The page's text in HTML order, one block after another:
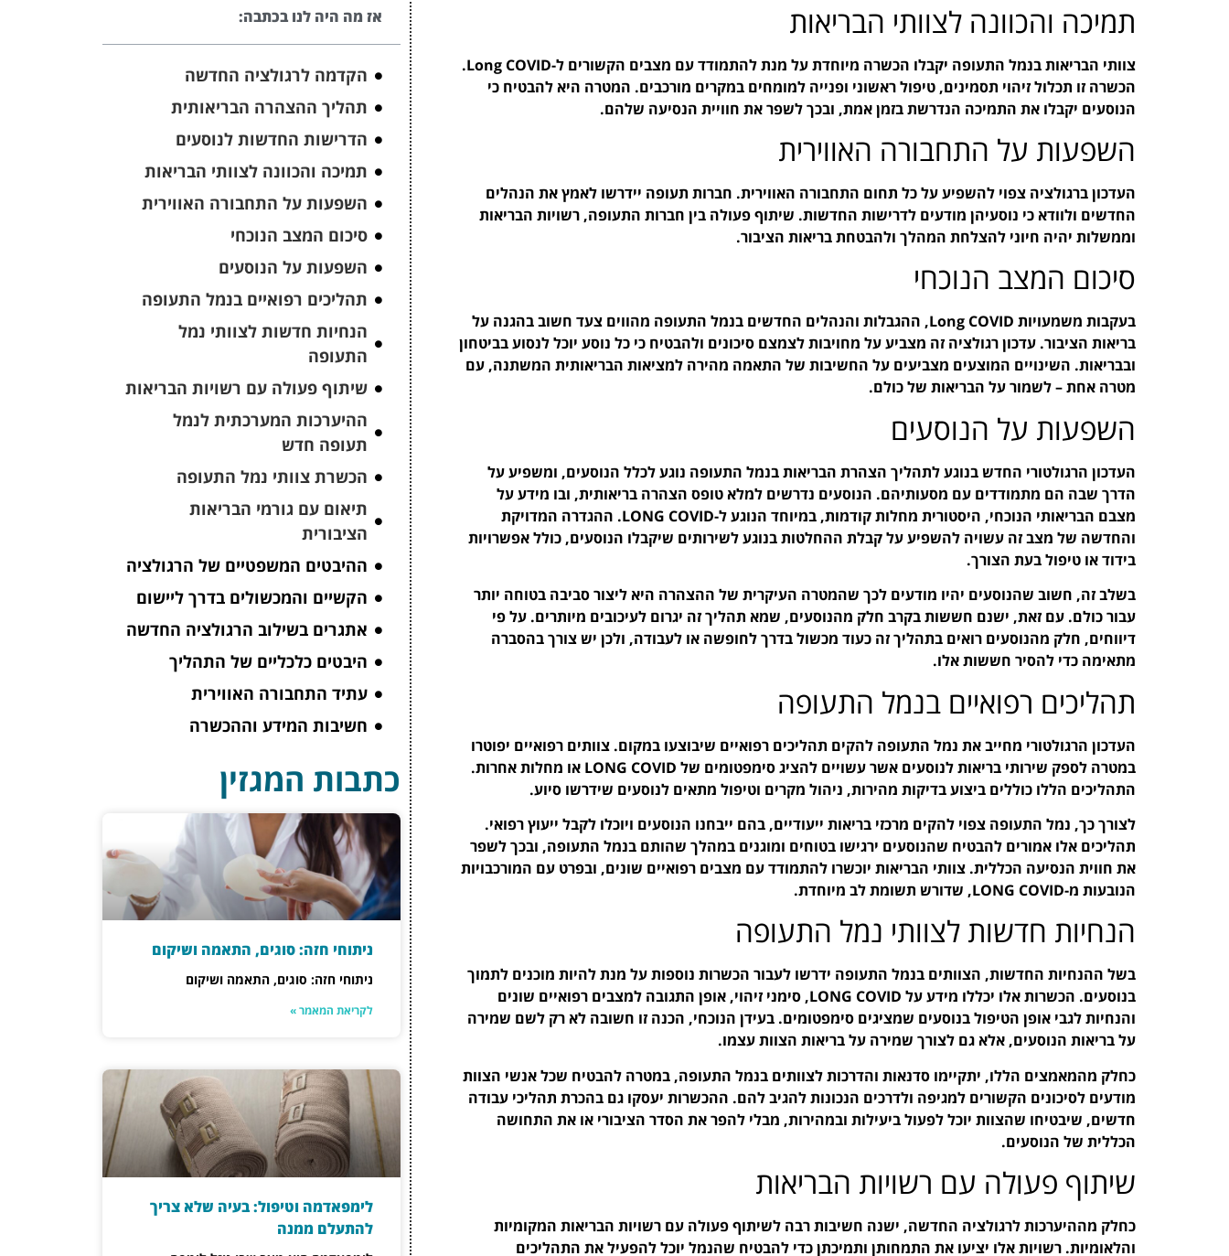
תמיכה והכוונה לצוותי הבריאות
צוותי הבריאות בנמל התעופה יקבלו הכשרה מיוחדת על מנת להתמודד עם מצבים הקשורים ל-Long COVID.
הכשרה זו תכלול זיהוי תסמינים, טיפול ראשוני ופנייה למומחים במקרים מורכבים. המטרה היא להבטיח כי
הנוסעים יקבלו את התמיכה הנדרשת בזמן אמת, ובכך לשפר את חוויית הנסיעה שלהם.
השפעות על התחבורה האווירית
העדכון ברגולציה צפוי להשפיע על כל תחום התחבורה האווירית. חברות תעופה יידרשו לאמץ את הנהלים
החדשים ולוודא כי נוסעיהן מודעים לדרישות החדשות. שיתוף פעולה בין חברות התעופה, רשויות הבריאות
וממשלות יהיה חיוני להצלחת המהלך ולהבטחת בריאות הציבור.
סיכום המצב הנוכחי
בעקבות משמעויות Long COVID, ההגבלות והנהלים החדשים בנמל התעופה מהווים צעד חשוב בהגנה על
בריאות הציבור. עדכון רגולציה זה מצביע על מחויבות לצמצם סיכונים ולהבטיח כי כל נוסע יוכל לנסוע בביטחון
ובבריאות. השינויים המוצעים מצביעים על החשיבות של התאמה מהירה למציאות הבריאותית המשתנה, עם
מטרה אחת – לשמור על הבריאות של כולם.
השפעות על הנוסעים
העדכון הרגולטורי החדש בנוגע לתהליך הצהרת הבריאות בנמל התעופה נוגע לכלל הנוסעים, ומשפיע על
הדרך שבה הם מתמודדים עם מסעותיהם. הנוסעים נדרשים למלא טופס הצהרה בריאותית, ובו מידע על
מצבם הבריאותי הנוכחי, היסטורית מחלות קודמות, במיוחד הנוגע ל-LONG COVID. ההגדרה המדויקת
והחדשה של מצב זה עשויה להשפיע על קבלת ההחלטות בנוגע לשירותים שיקבלו הנוסעים, כולל אפשרויות
בידוד או טיפול בעת הצורך.
בשלב זה, חשוב שהנוסעים יהיו מודעים לכך שהמטרה העיקרית של ההצהרה היא ליצור סביבה בטוחה יותר
עבור כולם. עם זאת, ישנם חששות בקרב חלק מהנוסעים, שמא תהליך זה יגרום לעיכובים מיותרים. על פי
דיווחים, חלק מהנוסעים רואים בתהליך זה כעוד מכשול בדרך לחופשה או לעבודה, ולכן יש צורך בהסברה
מתאימה כדי להסיר חששות אלו.
תהליכים רפואיים בנמל התעופה
העדכון הרגולטורי מחייב את נמל התעופה להקים תהליכים רפואיים שיבוצעו במקום. צוותים רפואיים יפוטרו
במטרה לספק שירותי בריאות לנוסעים אשר עשויים להציג סימפטומים של LONG COVID או מחלות אחרות.
התהליכים הללו כוללים ביצוע בדיקות מהירות, ניהול מקרים וטיפול מתאים לנוסעים שידרשו סיוע.
לצורך כך, נמל התעופה צפוי להקים מרכזי בריאות ייעודיים, בהם ייבחנו הנוסעים ויוכלו לקבל ייעוץ רפואי.
תהליכים אלו אמורים להבטיח שהנוסעים ירגישו בטוחים ומוגנים במהלך שהותם בנמל התעופה, ובכך לשפר
את חווית הנסיעה הכללית. צוותי הבריאות יוכשרו להתמודד עם מצבים רפואיים שונים, ובפרט עם המורכבויות
הנובעות מ-LONG COVID, שדורש תשומת לב מיוחדת.
הנחיות חדשות לצוותי נמל התעופה
בשל ההנחיות החדשות, הצוותים בנמל התעופה ידרשו לעבור הכשרות נוספות על מנת להיות מוכנים לתמוך
בנוסעים. הכשרות אלו יכללו מידע על LONG COVID, סימני זיהוי, אופן התגובה למצבים רפואיים שונים
והנחיות לגבי אופן הטיפול בנוסעים שמציגים סימפטומים. בעידן הנוכחי, הכנה זו חשובה לא רק לשם שמירה
על בריאות הנוסעים, אלא גם לצורך שמירה על בריאות הצוות עצמו.
כחלק מהמאמצים הללו, יתקיימו סדנאות והדרכות לצוותים בנמל התעופה, במטרה להבטיח שכל אנשי הצוות
מודעים לסיכונים הקשורים למגיפה ולדרכים הנכונות להגיב להם. ההכשרות יעסקו גם בהכרת תהליכי עבודה
חדשים, שיבטיחו שהצוות יוכל לפעול ביעילות ובמהירות, מבלי להפר את הסדר הציבורי או את התחושה
הכללית של הנוסעים.
שיתוף פעולה עם רשויות הבריאות
כחלק מההיערכות לרגולציה החדשה, ישנה חשיבות רבה לשיתוף פעולה עם רשויות הבריאות המקומיות
והלאומיות. רשויות אלו יציעו את התמחותן ותמיכתן כדי להבטיח שהנמל יוכל להפעיל את התהליכים
אז מה היה לנו בכתבה:
הקדמה לרגולציה החדשה
תהליך ההצהרה הבריאותית
הדרישות החדשות לנוסעים
תמיכה והכוונה לצוותי הבריאות
השפעות על התחבורה האווירית
סיכום המצב הנוכחי
השפעות על הנוסעים
תהליכים רפואיים בנמל התעופה
הנחיות חדשות לצוותי נמל
התעופה
שיתוף פעולה עם רשויות הבריאות
ההיערכות המערכתית לנמל
תעופה חדש
הכשרת צוותי נמל התעופה
תיאום עם גורמי הבריאות
הציבורית
ההיבטים המשפטיים של הרגולציה
הקשיים והמכשולים בדרך ליישום
אתגרים בשילוב הרגולציה החדשה
היבטים כלכליים של התהליך
עתיד התחבורה האווירית
חשיבות המידע וההכשרה
כתבות המגזין
ניתוחי חזה: סוגים, התאמה ושיקום
ניתוחי חזה: סוגים, התאמה ושיקום
לקריאת המאמר »
לימפאדמה וטיפול: בעיה שלא צריך
להתעלם ממנה